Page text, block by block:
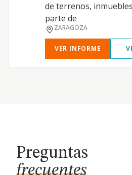
de terrenos,
parte de
ZARAGOZA
VER INFORME
Preguntas
frecuentes